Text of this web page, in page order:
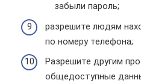
забыли пароль;
разрешите людям
по номеру телефона;
Разрешите другим
общедоступные